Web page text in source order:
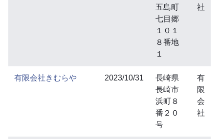
五島町
七目郷
１０１
８番地
１
社
有限会社きむらや 2023/10/31
長崎県
長崎市
浜町８
番２０
号
有
限
会
社